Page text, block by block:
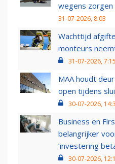
wegens zorgen
31-07-2026, 8:03
Wachttijd
monteurs
31-07-2026, 7:15
MAA houdt
open tijdens
30-07-2026,
Business en
belangrijker
‘investering
30-07-2026,